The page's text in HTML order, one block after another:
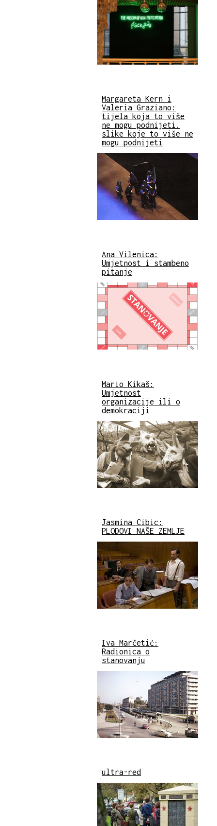
Margareta Kern i
Valeria Graziano:
tijela koja to više
ne mogu podnijeti.
slike koje to više ne
mogu podnijeti
Ana Vilenica:
Umjetnost i stambeno
pitanje
Mario Kikaš:
Umjetnost
organizacije ili o
demokraciji
Jasmina Cibic:
PLODOVI NAŠE ZEMLJE
Iva Marčetić:
Radionica o
stanovanju
ultra-red